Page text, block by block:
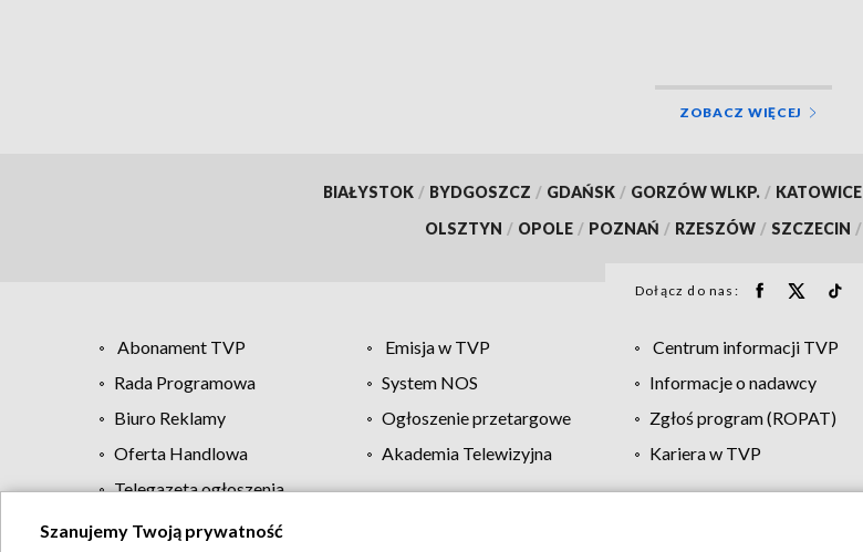
ZOBACZ WIĘCEJ
BIAŁYSTOK / BYDGOSZCZ / GDAŃSK / GORZÓW WLKP. / KATOWICE
OLSZTYN / OPOLE / POZNAŃ / RZESZÓW / SZCZECIN /
Dołącz do nas:
Abonament TVP Emisja w TVP Centrum informacji TVP
Rada Programowa
System NOS Informacje o nadawcy
Biuro Reklamy
Ogłoszenie przetargowe Zgłoś program (ROPAT)
Oferta Handlowa
Akademia Telewizyjna Kariera w TVP
Telegazeta ogłoszenia
Szanujemy Twoją prywatność